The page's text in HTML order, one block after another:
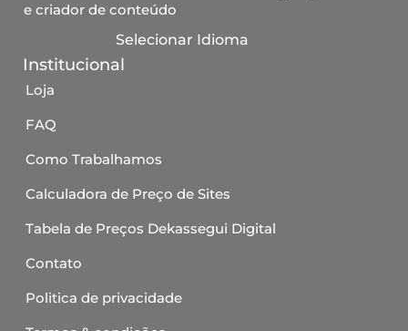
e criador de conteúdo
Selecionar Idioma
Institucional
Loja
FAQ
Como Trabalhamos
Calculadora de Preço de Sites
Tabela de Preços Dekassegui Digital
Contato
Politica de privacidade